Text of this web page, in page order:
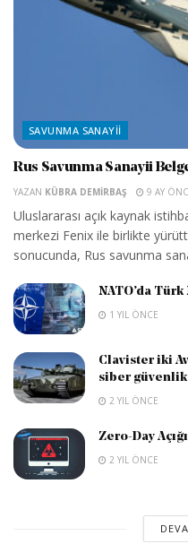
SAVUNMA SANAYII
Rus Savunma Sanayii
YAZAN KÜBRA DEMIRBAŞ 9 AY
Uluslararası açık kaynak
merkezi Fenix ile birlikte
sonucunda, Rus savunma
NATO’da
1 YIL ÖNCE
Clavister iki
siber
2 YIL ÖNCE
Zero-Day
2 YIL ÖNCE